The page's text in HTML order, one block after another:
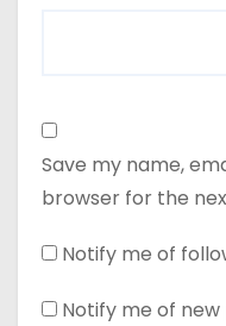
Save my name,
browser for the
Notify me of
Notify me of